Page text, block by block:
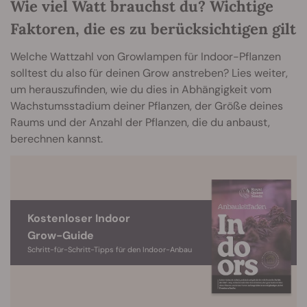
Wie viel Watt brauchst du? Wichtige
Faktoren, die es zu berücksichtigen gilt
Welche Wattzahl von Growlampen für Indoor-Pflanzen
solltest du also für deinen Grow anstreben? Lies weiter,
um herauszufinden, wie du dies in Abhängigkeit vom
Wachstumsstadium deiner Pflanzen, der Größe deines
Raums und der Anzahl der Pflanzen, die du anbaust,
berechnen kannst.
Kostenloser Indoor
Grow-Guide
Schritt-für-Schritt-Tipps für den Indoor-Anbau